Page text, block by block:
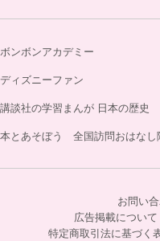
ボンボンアカデミー
ディズニーファン
講談社の学習まんが 日本の歴史
本とあそぼう 全国訪問おはなし
お問い
広告掲載について
特定商取引法に基づく